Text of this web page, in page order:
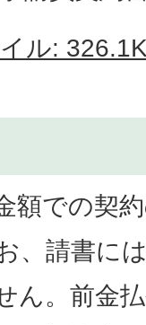
ル:
額での契
、請書に
ん。前金